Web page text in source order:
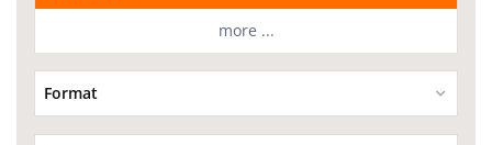
more ...
Format